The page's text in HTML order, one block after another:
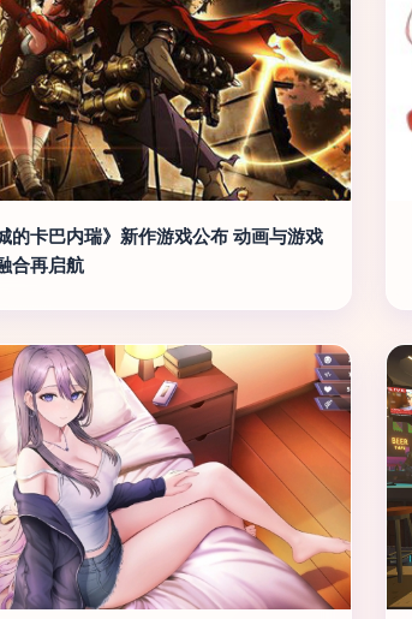
的卡巴内瑞》新作游戏公布 动画与游戏
合再启航